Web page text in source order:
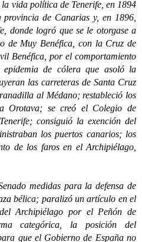
política de Tenerife, en 1894
de Canarias y, en 1896,
donde logró que se le otorgase a
de Muy Benéfica, con la Cruz de
Benéfica, por el comportamiento
de cólera que asoló la
las carreteras de Santa Cruz
al Médano; restableció los
Orotava; se creó el Colegio de
consiguió la exención del
los puertos canarios; los
de los faros en el Archipiélago,
medidas para la defensa de
bélica; paralizó un artículo en el
Archipiélago por el Peñón de
categórica, la posición del
que el Gobierno de España no